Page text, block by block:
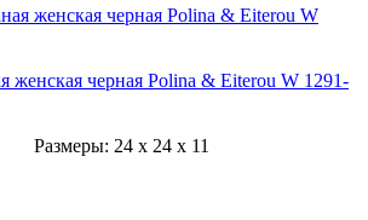
женская черная Polina & Eiterou W 1291-
Размеры: 24 x 24 x 11